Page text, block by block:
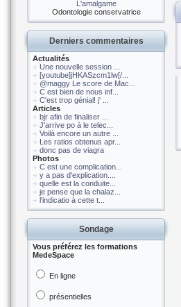
L'amalgame
Odontologie conservatrice
Derniers commentaires
Actualités
Une nouvelle session ...
[youtube]jHKASzcm1lw[/...
@maggy Le score de Mac...
C est bien de nous inf...
C'est trop génial! j' ...
Articles
bjr afin de finaliser ...
J'arrive po à le telec...
Voilà encore un autre ...
Les ratios obtenus apr...
donc pas de viagra
Photos
C est une complication...
y a pas d'explication....
quelle est la conduite...
je pense que la chalaz...
l'indicatio à cette t...
Sondage
Vous préférez les formations
MedeSpace
En ligne
présentielles